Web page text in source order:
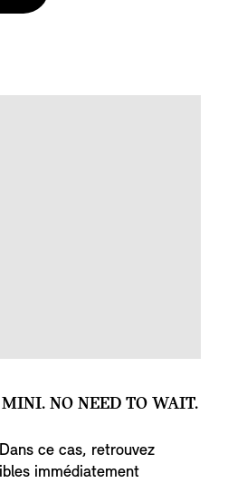
NO NEED TO WAIT.
ce cas, retrouvez
immédiatement